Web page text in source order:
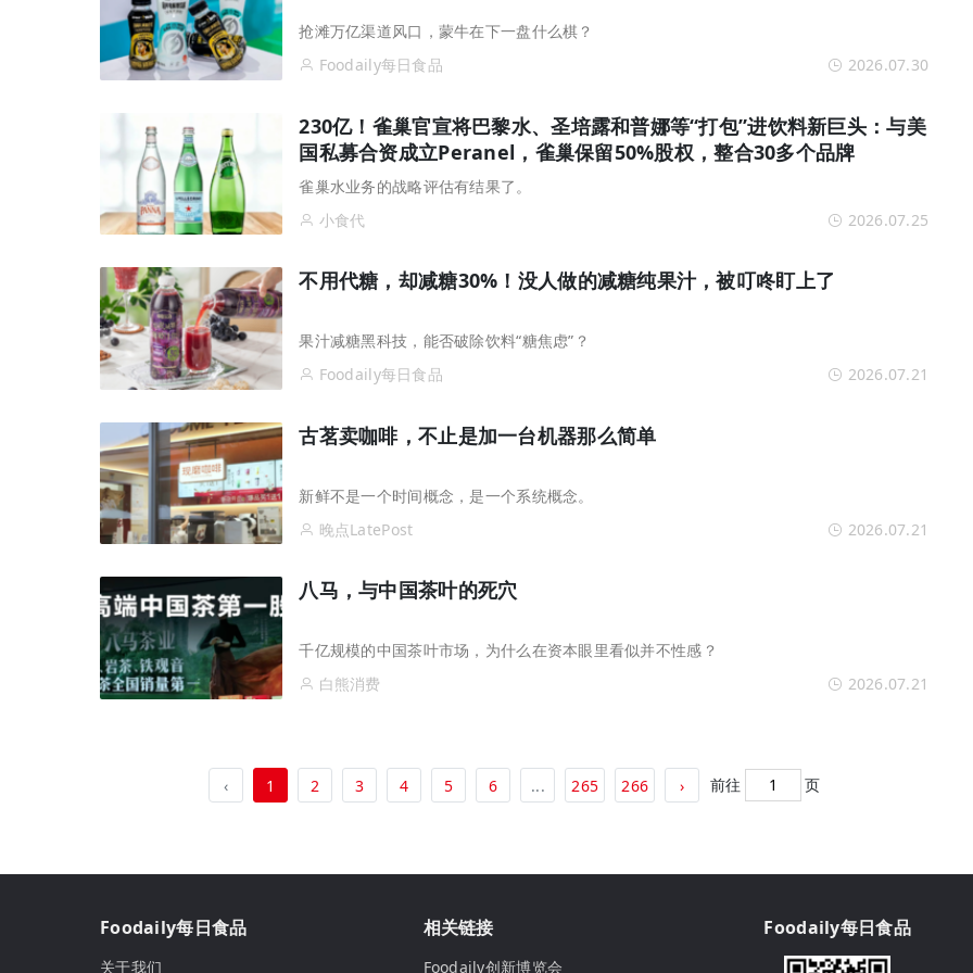
抢滩万亿渠道风口，蒙牛在下一盘什么棋？
Foodaily每日食品
2026.07.30
230亿！雀巢官宣将巴黎水、圣培露和普娜等“打包”进饮料新巨头：与美
国私募合资成立Peranel，雀巢保留50%股权，整合30多个品牌
雀巢水业务的战略评估有结果了。
小食代
2026.07.25
不用代糖，却减糖30%！没人做的减糖纯果汁，被叮咚盯上了
果汁减糖黑科技，能否破除饮料“糖焦虑”？
Foodaily每日食品
2026.07.21
古茗卖咖啡，不止是加一台机器那么简单
新鲜不是一个时间概念，是一个系统概念。
晚点LatePost
2026.07.21
八马，与中国茶叶的死穴
千亿规模的中国茶叶市场，为什么在资本眼里看似并不性感？
白熊消费
2026.07.21
‹ 1 2 3 4 5 6 ... 265 266 › 前往 页
Foodaily每日食品
关于我们
相关链接
Foodaily创新博览会
Foodaily每日食品